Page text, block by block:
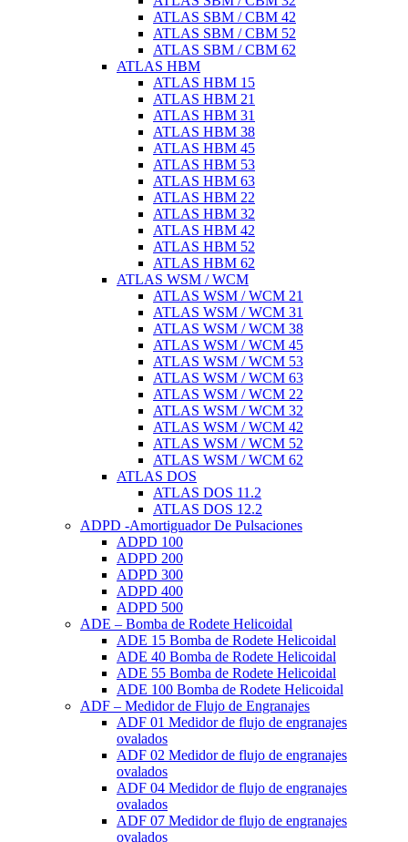
ATLAS SBM / CBM 42
ATLAS SBM / CBM 52
ATLAS SBM / CBM 62
ATLAS HBM
ATLAS HBM 15
ATLAS HBM 21
ATLAS HBM 31
ATLAS HBM 38
ATLAS HBM 45
ATLAS HBM 53
ATLAS HBM 63
ATLAS HBM 22
ATLAS HBM 32
ATLAS HBM 42
ATLAS HBM 52
ATLAS HBM 62
ATLAS WSM / WCM
ATLAS WSM / WCM 21
ATLAS WSM / WCM 31
ATLAS WSM / WCM 38
ATLAS WSM / WCM 45
ATLAS WSM / WCM 53
ATLAS WSM / WCM 63
ATLAS WSM / WCM 22
ATLAS WSM / WCM 32
ATLAS WSM / WCM 42
ATLAS WSM / WCM 52
ATLAS WSM / WCM 62
ATLAS DOS
ATLAS DOS 11.2
ATLAS DOS 12.2
ADPD -Amortiguador De Pulsaciones
ADPD 100
ADPD 200
ADPD 300
ADPD 400
ADPD 500
ADE – Bomba de Rodete Helicoidal
ADE 15 Bomba de Rodete Helicoidal
ADE 40 Bomba de Rodete Helicoidal
ADE 55 Bomba de Rodete Helicoidal
ADE 100 Bomba de Rodete Helicoidal
ADF – Medidor de Flujo de Engranajes
ADF 01 Medidor de flujo de engranajes
ovalados
ADF 02 Medidor de flujo de engranajes
ovalados
ADF 04 Medidor de flujo de engranajes
ovalados
ADF 07 Medidor de flujo de engranajes
ovalados